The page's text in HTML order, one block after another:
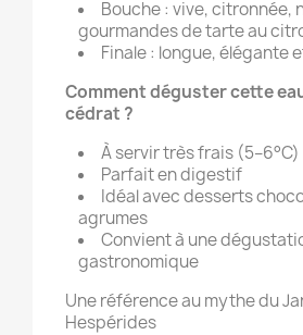
Bouche : vive, citronnée,
gourmandes de tarte au
Finale : longue, élégante
Comment déguster cette
cédrat ?
À servir très frais (5–6°C)
Parfait en digestif
Idéal avec desserts
agrumes
Convient à une
gastronomique
Une référence au mythe du
Hespérides